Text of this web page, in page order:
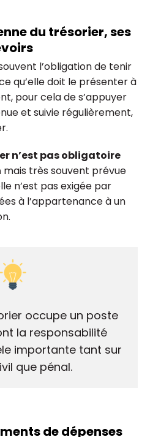
du trésorier, ses
l’obligation de tenir
qu’elle doit le présenter à
pour cela de s’appuyer
et suivie régulièrement,
n’est pas obligatoire
mais très souvent prévue
n’est pas exigée par
à l’appartenance à un
occupe un poste
la responsabilité
importante tant sur
que pénal.
de dépenses